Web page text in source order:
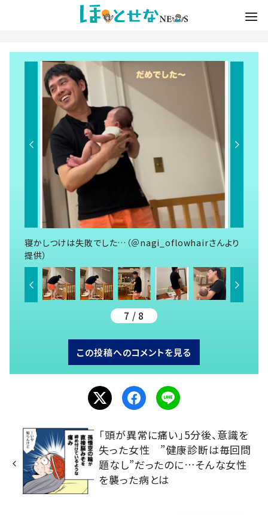
寝かしつけは失敗でした…（＠nagi_oflowhairさんより
提供）
7 / 8
この投稿へのコメントを見る
「頭が異常に痛い」5分後、意識を
失った女性 ”健康診断は毎回問
題なし”だったのに…そんな女性
を襲った病とは